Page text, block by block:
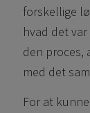
forskellige
hvad det
den proces,
med det
For at